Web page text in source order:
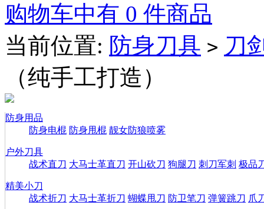
购物车中有 0 件商品
当前位置: 防身刀具 > 刀
（纯手工打造）
防身用品
防身电棍 防身甩棍 靓女防狼喷雾
户外刀具
战术直刀 大马士革直刀 开山砍刀 狗腿刀 刺刀军刺 极品
精美小刀
战术折刀 大马士革折刀 蝴蝶甩刀 防卫笔刀 弹簧跳刀 爪